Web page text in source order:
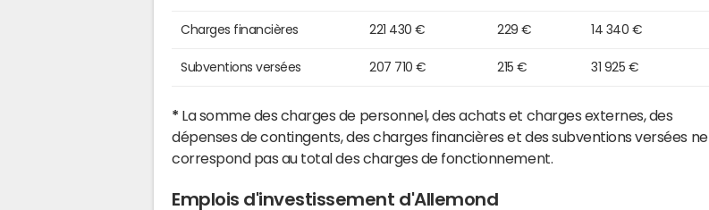
Charges financières 221 430 € 229 € 14 340 €
Subventions versées 207 710 € 215 € 31 925 €
* La somme des charges de personnel, des achats et charges externes, des
dépenses de contingents, des charges financières et des subventions versées ne
correspond pas au total des charges de fonctionnement.
Emplois d'investissement d'Allemond